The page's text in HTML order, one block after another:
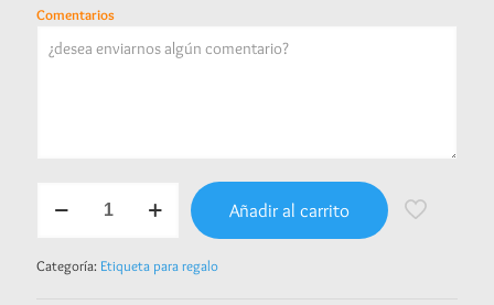
Comentarios
para
dulce
Añadir al carrito
Categoría: Etiqueta para regalo